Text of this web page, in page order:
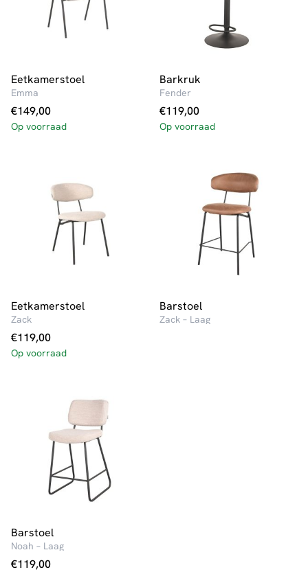
Eetkamerstoel
Emma
€149,00
Op voorraad
Barkruk
Fender
€119,00
Op voorraad
Eetkamerstoel
Zack
€119,00
Op voorraad
Barstoel
Zack – Laag
Barstoel
Noah – Laag
€119,00